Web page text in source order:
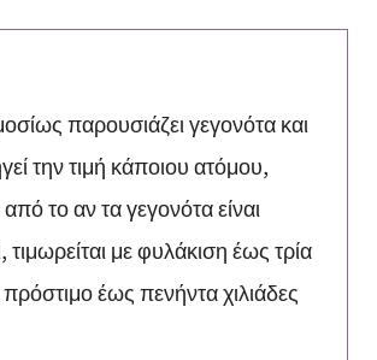
παρουσιάζει γεγονότα και
την τιμή κάποιου ατόμου,
το αν τα γεγονότα είναι
τιμωρείται με φυλάκιση έως τρία
έως πενήντα χιλιάδες